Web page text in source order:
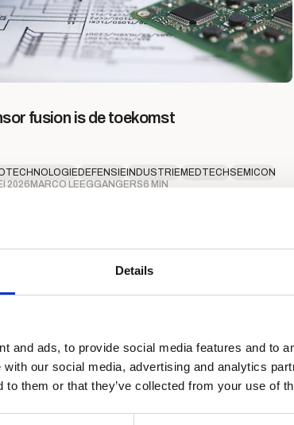
Details
and ads, to provide social media features and to
our social media, advertising and analytics
to them or that they’ve collected from your use of
fusion is de toekomst
DEFENSIE INDUSTRIEMEDTECHSEMICON
2026 MARCO LEEGGANGERS6 MIN